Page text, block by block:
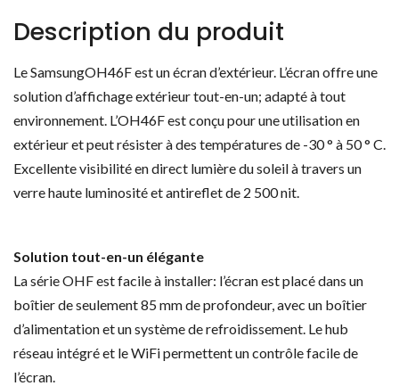
Description du produit
Le SamsungOH46F est un écran d’extérieur. L’écran offre une
solution d’affichage extérieur tout-en-un; adapté à tout
environnement. L’OH46F est conçu pour une utilisation en
extérieur et peut résister à des températures de -30 ° à 50 ° C.
Excellente visibilité en direct lumière du soleil à travers un
verre haute luminosité et antireflet de 2 500 nit.
Solution tout-en-un élégante
La série OHF est facile à installer: l’écran est placé dans un
boîtier de seulement 85 mm de profondeur, avec un boîtier
d’alimentation et un système de refroidissement. Le hub
réseau intégré et le WiFi permettent un contrôle facile de
l’écran.